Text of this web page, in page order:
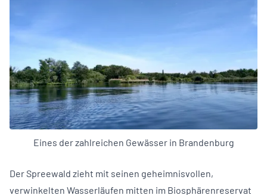
Eines der zahlreichen Gewässer in Brandenburg
Der Spreewald zieht mit seinen geheimnisvollen,
verwinkelten Wasserläufen mitten im Biosphärenreservat